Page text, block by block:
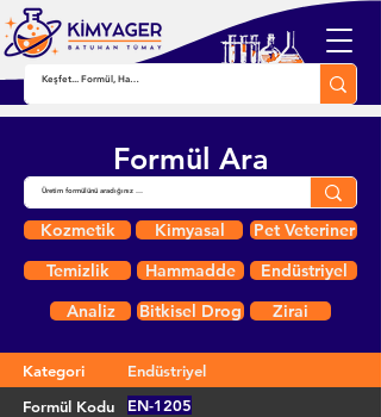
Formül Ara
Kozmetik Kimyasal
Pet Veteriner
Temizlik
Hammadde
Endüstriyel
Analiz
Bitkisel Drog Zirai
Kategori
Endüstriyel
Formül Kodu
EN-1205